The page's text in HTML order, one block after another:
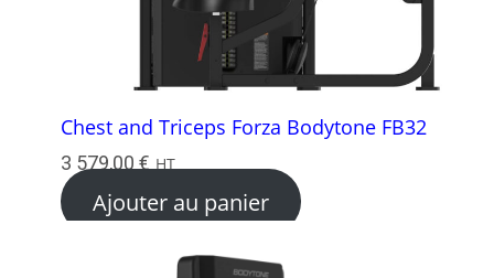
Chest and Triceps Forza Bodytone FB32
3 579,00 € HT
Ajouter au panier